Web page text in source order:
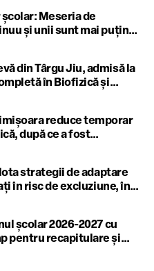
Meseria de
și unii sunt mai puțini
psihiatrică din
din Târgu Jiu, admisă la
în Biofizică și
Science: Am ales o
în țară și să devin
reduce temporar
după ce a fost
la nivel național /
strategii de adaptare
în risc de excluziune, în
Educației
școlar 2026-2027 cu
pentru recapitulare și
este înlocuită de